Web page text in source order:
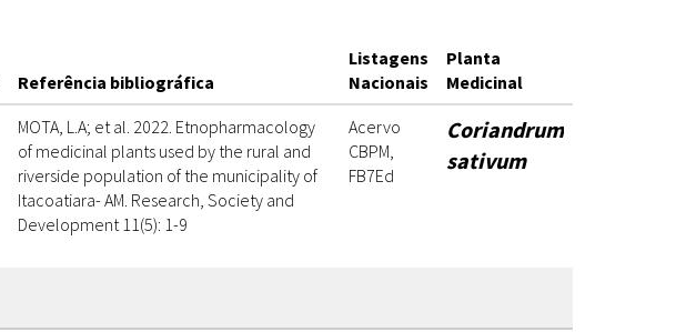
Referência bibliográfica
Listagens
Nacionais
Planta
Medicinal
MOTA, L.A; et al. 2022. Etnopharmacology
of medicinal plants used by the rural and
riverside population of the municipality of
Itacoatiara- AM. Research, Society and
Development 11(5): 1-9
Acervo
CBPM,
FB7Ed
Coriandrum
sativum